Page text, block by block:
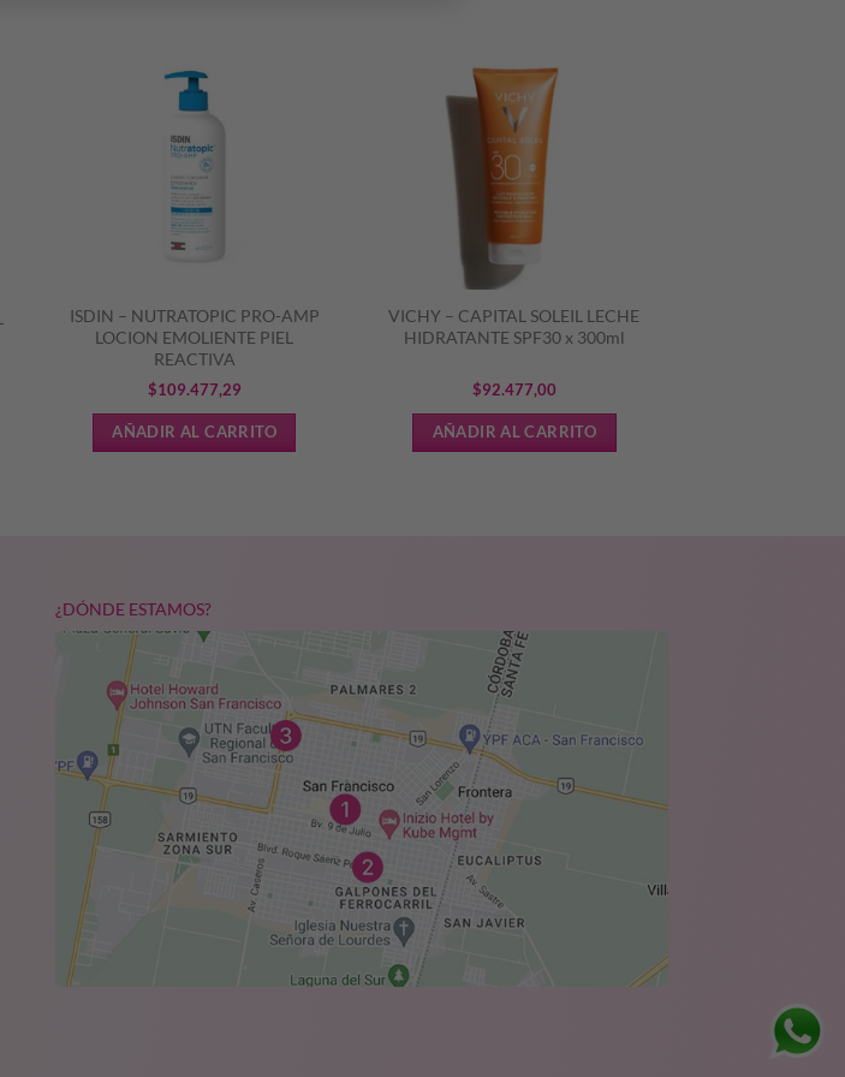
ISDIN – NUTRATOPIC PRO-AMP
LOCION EMOLIENTE PIEL
REACTIVA
$109.477,29
AÑADIR AL CARRITO
VICHY – CAPITAL SOLEIL LECHE
HIDRATANTE SPF30 x 300ml
$92.477,00
AÑADIR AL CARRITO
¿DÓNDE ESTAMOS?